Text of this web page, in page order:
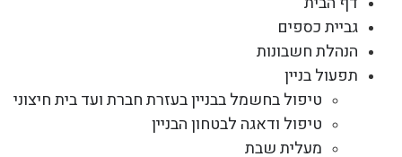
גביית כספים
הנהלת חשבונות
תפעול בניין
טיפול בחשמל בבניין בעזרת חברת ועד בית חיצוני
טיפול ודאגה לבטחון הבניין
מעלית שבת